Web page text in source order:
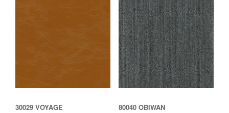
30029 VOYAGE 80040 OBIWAN